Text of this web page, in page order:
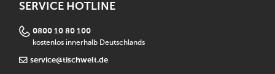
SERVICE HOTLINE
0800 10 80 100
kostenlos innerhalb Deutschlands
service@tischwelt.de